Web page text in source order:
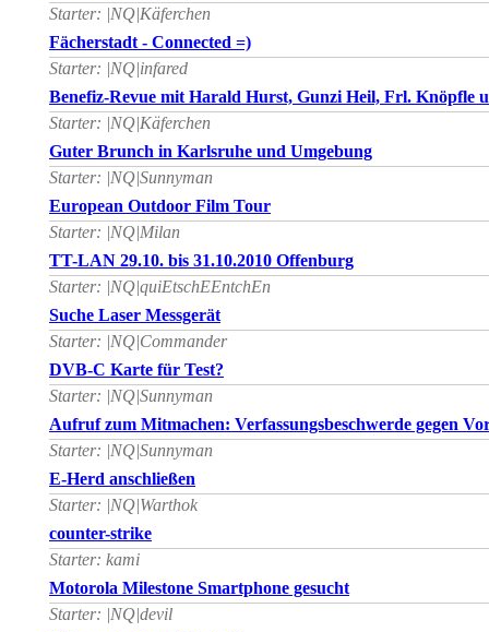
Starter: |NQ|Käferchen
Fächerstadt - Connected =)
Starter: |NQ|infared
Benefiz-Revue mit Harald Hurst, Gunzi Heil, Frl. Knöpfle
Starter: |NQ|Käferchen
Guter Brunch in Karlsruhe und Umgebung
Starter: |NQ|Sunnyman
European Outdoor Film Tour
Starter: |NQ|Milan
TT-LAN 29.10. bis 31.10.2010 Offenburg
Starter: |NQ|quiEtschEEntchEn
Suche Laser Messgerät
Starter: |NQ|Commander
DVB-C Karte für Test?
Starter: |NQ|Sunnyman
Aufruf zum Mitmachen: Verfassungsbeschwerde gegen
Starter: |NQ|Sunnyman
E-Herd anschließen
Starter: |NQ|Warthok
counter-strike
Starter: kami
Motorola Milestone Smartphone gesucht
Starter: |NQ|devil